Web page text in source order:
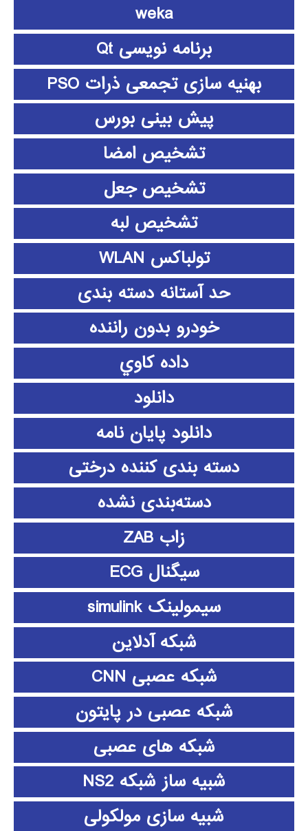
weka
برنامه نویسی Qt
بهنیه سازی تجمعی ذرات PSO
پیش بینی بورس
تشخیص امضا
تشخیص جعل
تشخیص لبه
تولباکس WLAN
حد آستانه دسته بندی
خودرو بدون راننده
داده كاوي
دانلود
دانلود پايان نامه
دسته بندی کننده درختی
دسته‌بندی نشده
زاب ZAB
سیگنال ECG
سیمولینک simulink
شبکه آدلاین
شبکه عصبی CNN
شبکه عصبی در پایتون
شبکه های عصبی
شبیه ساز شبکه NS2
شبیه سازی مولکولی